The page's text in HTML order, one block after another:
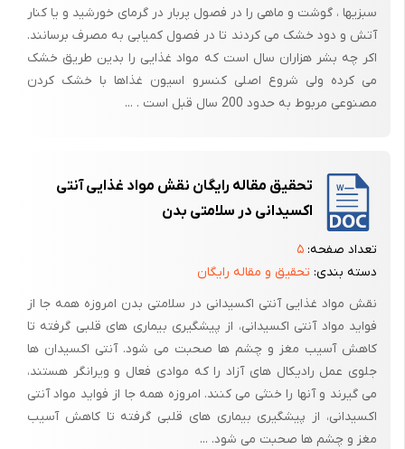
راه حل :
استفاده از انواع کلاههای حفاظتی ، انواع نرده کشی ها ، محصور کردن ،
استفاده از تابلو و علایم هشدار دهنده ، انواع کمربندهای ایمنی و آموزش به
در این خطر ، اجسام ریز و درشت و یا قطعات درشت کوچک با انرژی زیادی به
اطراف پراکنده میشوند و در مسیر خود میتوانند پس از برخورد با اشخاص و یا
دیگر اجسام ، آسیب و خسارت برساند . عملیاتی که این خطر بیشتر دیده
میشود عبارتند از : سنگ زنی و سنگ کاری ، عملیات جوشکاری ، برشکاری ،
تراشکاری ، پولیش کاری ، سوهان کاری ، برش فلزات توسط گاز استیلن
راه حل :
ایزولاسیون
سبزیها ، گوشت و ماهی را در فصول پربار در گرمای خورشید و یا کنار
آتش و دود خشک می کردند تا در فصول کمیابی به مصرف برسانند.
اکر چه بشر هزاران سال است که مواد غذایی را بدین طریق خشک
می کرده ولی شروع اصلی کنسرو اسیون غذاها با خشک کردن
مصنوعی مربوط به حدود 200 سال قبل است . ...
تحقیق مقاله رایگان نقش مواد غذایی آنتی
اکسیدانی در سلامتی بدن
تعداد صفحه: ۵
دسته بندی: تحقیق و مقاله رایگان
نقش مواد غذایی آنتی اکسیدانی در سلامتی بدن امروزه همه جا از
فواید مواد آنتی اکسیدانی، از پیشگیری بیماری های قلبی گرفته تا
کاهش آسیب مغز و چشم ها صحبت می شود. آنتی اکسیدان ها
جلوی عمل رادیکال های آزاد را که موادی فعال و ویرانگر هستند،
می گیرند و آنها را خنثی می کنند. امروزه همه جا از فواید مواد آنتی
اکسیدانی، از پیشگیری بیماری های قلبی گرفته تا کاهش آسیب
مغز و چشم ها صحبت می شود. ...